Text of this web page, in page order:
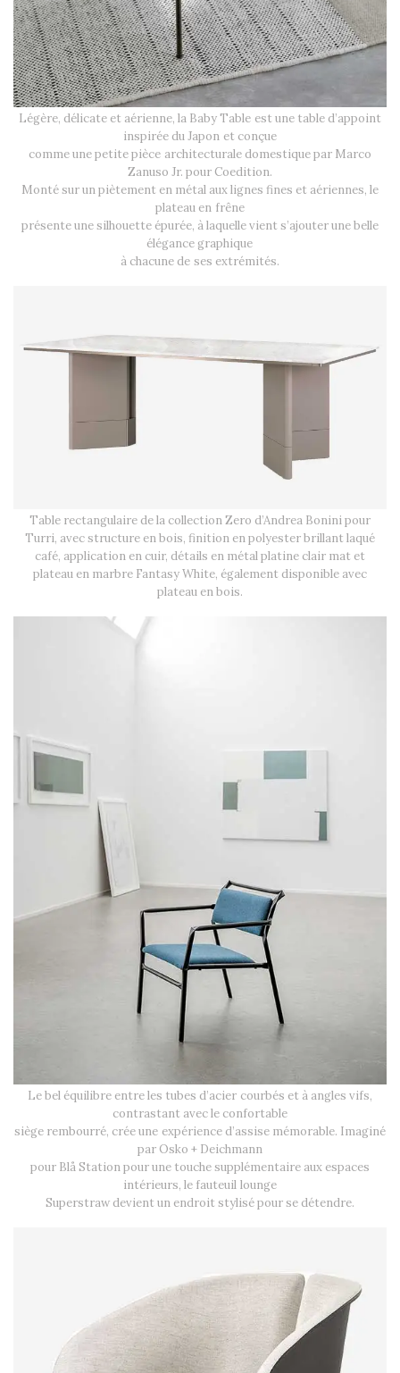
Légère, délicate et aérienne, la Baby Table est une table d’appoint
inspirée du Japon et conçue
comme une petite pièce architecturale domestique par Marco
Zanuso Jr. pour Coedition.
Monté sur un piètement en métal aux lignes fines et aériennes, le
plateau en frêne
présente une silhouette épurée, à laquelle vient s’ajouter une belle
élégance graphique
à chacune de ses extrémités.
Table rectangulaire de la collection Zero d’Andrea Bonini pour
Turri, avec structure en bois, finition en polyester brillant laqué
café, application en cuir, détails en métal platine clair mat et
plateau en marbre Fantasy White, également disponible avec
plateau en bois.
Le bel équilibre entre les tubes d’acier courbés et à angles vifs,
contrastant avec le confortable
siège rembourré, crée une expérience d’assise mémorable. Imaginé
par Osko + Deichmann
pour Blå Station pour une touche supplémentaire aux espaces
intérieurs, le fauteuil lounge
Superstraw devient un endroit stylisé pour se détendre.